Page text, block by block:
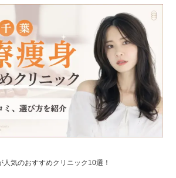
気のおすすめクリニック10選！